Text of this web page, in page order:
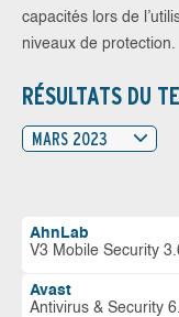
capacités lors de
niveaux de protection.
RÉSULTATS DU
MARS 2023
AhnLab
V3 Mobile Security
Avast
Antivirus & Security